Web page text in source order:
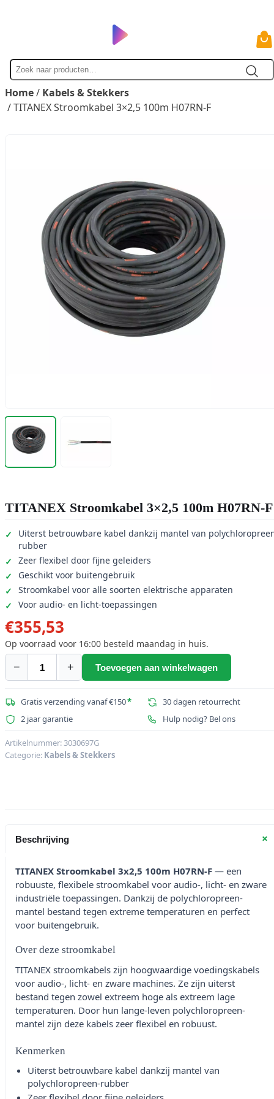
Zoek
naar
Home/ Kabels & Stekkers
/ TITANEX Stroomkabel 3×2,5 100m H07RN-F
TITANEX Stroomkabel 3×2,5 100m H07RN-F
Uiterst betrouwbare kabel dankzij mantel van
rubber
Zeer flexibel door fijne geleiders
Geschikt voor buitengebruik
Stroomkabel voor alle soorten elektrische apparaten
Voor audio- en licht-toepassingen
€355,53
Op voorraad voor 16:00 besteld maandag in huis.
−
TITANEX
3x2,5
100m
F
aantal
+ Toevoegen aan winkelwagen
Gratis verzending vanaf €150*
30 dagen retourrecht
2 jaar garantie
Hulp nodig? Bel ons
Artikelnummer:3030697G
Categorie: Kabels & Stekkers
Beschrijving +
TITANEX Stroomkabel 3x2,5 100m H07RN-F — een
robuuste, flexibele stroomkabel voor audio-, licht- en zware
industriële toepassingen. Dankzij de polychloropreen-
mantel bestand tegen extreme temperaturen en perfect
voor buitengebruik.
Over deze stroomkabel
TITANEX stroomkabels zijn hoogwaardige voedingskabels
voor audio-, licht- en zware machines. Ze zijn uiterst
bestand tegen zowel extreem hoge als extreem lage
temperaturen. Door hun lange-leven polychloropreen-
mantel zijn deze kabels zeer flexibel en robuust.
Kenmerken
Uiterst betrouwbare kabel dankzij mantel van
polychloropreen-rubber